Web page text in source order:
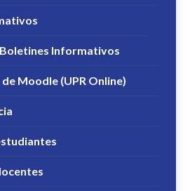
Informativos
Moodle (UPR Online)